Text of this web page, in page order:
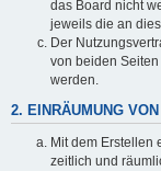
das Board nicht
jeweils die an
Der
von beiden
werden.
2. EINRÄUMUNG
Mit dem Erstellen
zeitlich und